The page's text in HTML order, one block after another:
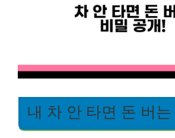
내 차 안 타면 돈 버는